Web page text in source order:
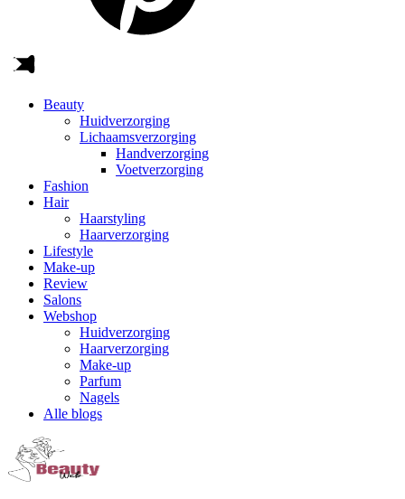
Beauty
Huidverzorging
Lichaamsverzorging
Handverzorging
Voetverzorging
Fashion
Hair
Haarstyling
Haarverzorging
Lifestyle
Make-up
Review
Salons
Webshop
Huidverzorging
Haarverzorging
Make-up
Parfum
Nagels
Alle blogs